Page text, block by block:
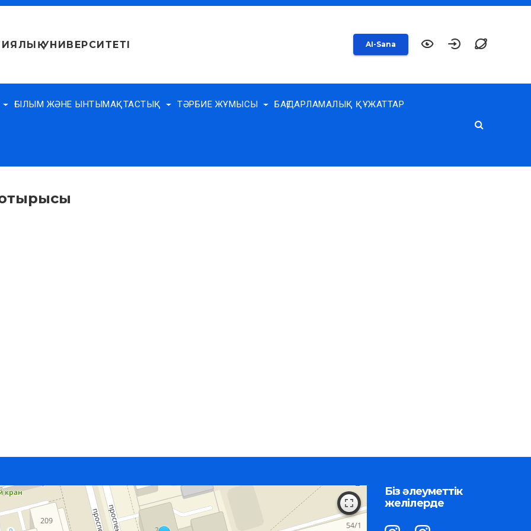
УНИВЕРСИТЕТІ
AI-Sana
ҒЫЛЫМ ЖӘНЕ ЫНТЫМАҚТАСТЫҚ ТӘРБИЕ ЖҰМЫСЫ БАҒДАРЛАМАЛЫҚ ҚҰЖАТТАР
Біз әлеуметтік
желілерде